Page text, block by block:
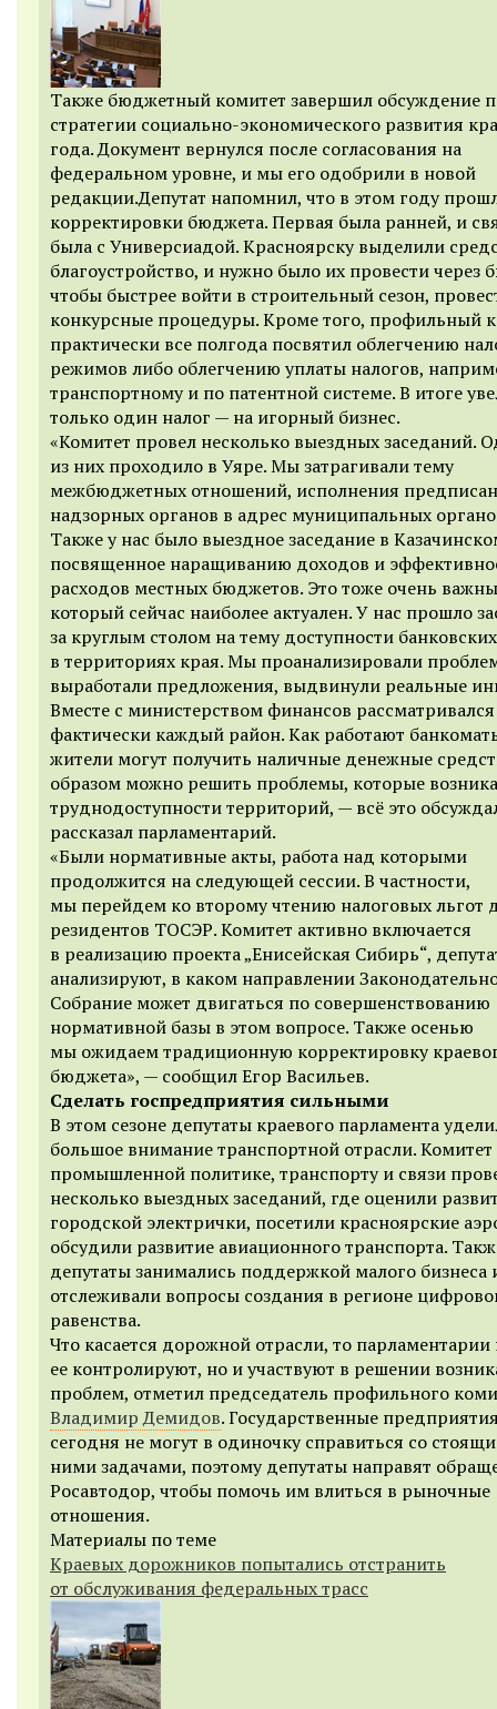
Также бюджетный комитет завершил обсуждение
стратегии социально-экономического развития
года. Документ вернулся после согласования на
федеральном уровне, и мы его одобрили в новой
редакции.Депутат напомнил, что в этом году
корректировки бюджета. Первая была ранней, и
была с Универсиадой. Красноярску выделили
благоустройство, и нужно было их провести через
чтобы быстрее войти в строительный сезон,
конкурсные процедуры. Кроме того, профильный
практически все полгода посвятил облегчению
режимов либо облегчению уплаты налогов,
транспортному и по патентной системе. В итоге
только один налог — на игорный бизнес.
«Комитет провел несколько выездных заседаний.
из них проходило в Уяре. Мы затрагивали тему
межбюджетных отношений, исполнения
надзорных органов в адрес муниципальных
Также у нас было выездное заседание в
посвященное наращиванию доходов и
расходов местных бюджетов. Это тоже очень
который сейчас наиболее актуален. У нас прошло
за круглым столом на тему доступности
в территориях края. Мы проанализировали
выработали предложения, выдвинули реальные
Вместе с министерством финансов рассматривался
фактически каждый район. Как работают
жители могут получить наличные денежные
образом можно решить проблемы, которые
труднодоступности территорий, — всё это
рассказал парламентарий.
«Были нормативные акты, работа над которыми
продолжится на следующей сессии. В частности,
мы перейдем ко второму чтению налоговых льгот
резидентов ТОСЭР. Комитет активно включается
в реализацию проекта „Енисейская Сибирь“,
анализируют, в каком направлении
Собрание может двигаться по совершенствованию
нормативной базы в этом вопросе. Также осенью
мы ожидаем традиционную корректировку
бюджета», — сообщил Егор Васильев.
Сделать госпредприятия сильными
В этом сезоне депутаты краевого парламента
большое внимание транспортной отрасли.
промышленной политике, транспорту и связи
несколько выездных заседаний, где оценили
городской электрички, посетили красноярские
обсудили развитие авиационного транспорта.
депутаты занимались поддержкой малого бизнеса
отслеживали вопросы создания в регионе
равенства.
Что касается дорожной отрасли, то парламентарии
ее контролируют, но и участвуют в решении
проблем, отметил председатель профильного
Владимир Демидов. Государственные
сегодня не могут в одиночку справиться со
ними задачами, поэтому депутаты направят
Росавтодор, чтобы помочь им влиться в рыночные
отношения.
Материалы по теме
Краевых дорожников попытались отстранить
от обслуживания федеральных трасс